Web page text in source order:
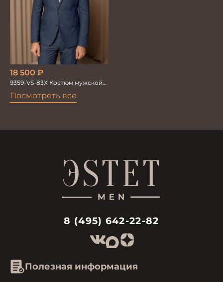
Посмотреть все
18 500 ₽
9359-VS-83X Костюм мужской
8 (495) 642-22-82
Полезная информация